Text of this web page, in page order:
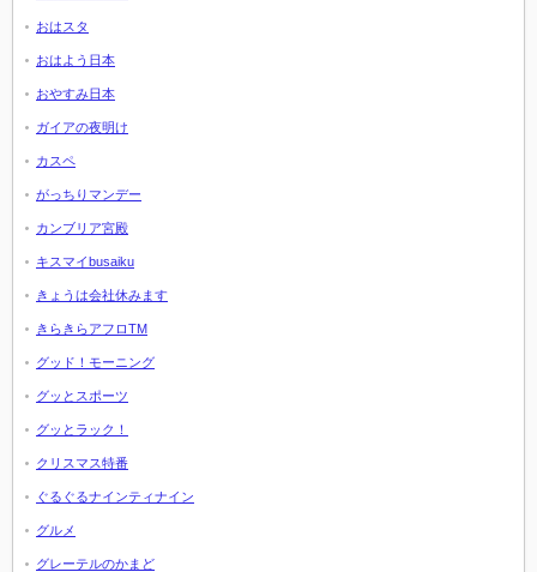
おはスタ
おはよう日本
おやすみ日本
ガイアの夜明け
カスペ
がっちりマンデー
カンブリア宮殿
キスマイbusaiku
きょうは会社休みます
きらきらアフロTM
グッド！モーニング
グッとスポーツ
グッとラック！
クリスマス特番
ぐるぐるナインティナイン
グルメ
グレーテルのかまど